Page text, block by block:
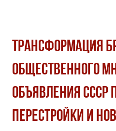
ТРАНСФОРМАЦИЯ
ОБЩЕСТВЕННОГО
ОБЪЯВЛЕНИЯ СССР
ПЕРЕСТРОЙКИ И